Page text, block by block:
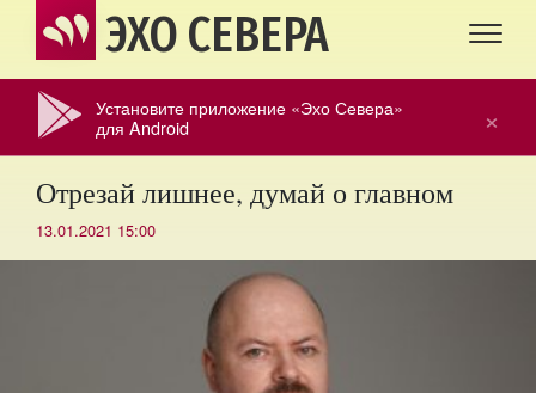
ЭХО СЕВЕРА
×
Установите приложение «Эхо Севера»
для Android
Отрезай лишнее, думай о главном
13.01.2021 15:00